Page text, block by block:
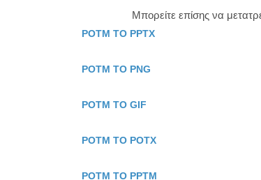
Μπορείτε επίσης να
POTM TO PPTX
POTM TO PNG
POTM TO GIF
POTM TO POTX
POTM TO PPTM